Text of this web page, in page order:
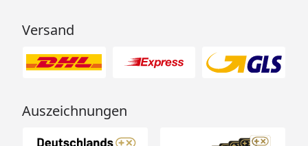
Versand
Auszeichnungen